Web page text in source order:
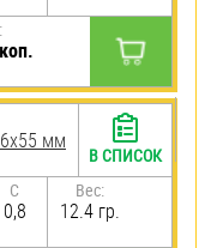
мм
C
0,8
Вес:
12.4 гр.
В СПИСОК